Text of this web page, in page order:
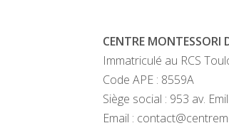
CENTRE MONTESSORI
Immatriculé au RCS
Code APE : 8559A
Siège social : 953 av.
Email :